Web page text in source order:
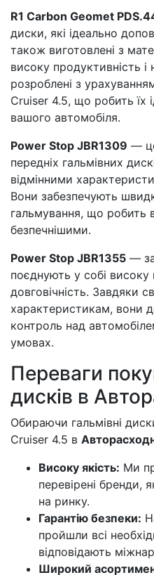
R1 Carbon Geomet
диски, які ідеально
також виготовлені з
високу продуктивність і
розроблені з
Cruiser 4.5, що робить їх
вашого автомобіля.
Power Stop JBR1309 —
передніх гальмівних
відмінними
Вони забезпечують
гальмування, що робить
безпечнішими.
Power Stop JBR1355 —
поєднують у собі високу
довговічність. Завдяки
характеристикам, вони
контроль над
умовах.
Переваги
дисків в
Обираючи гальмівні
Cruiser 4.5 в
Високу якість: Ми
перевірені бренди,
на ринку.
Гарантію безпеки:
пройшли всі
відповідають
Широкий